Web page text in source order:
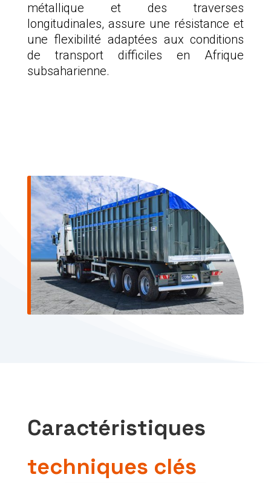
métallique et des traverses
longitudinales, assure une résistance et
une flexibilité adaptées aux conditions
de transport difficiles en Afrique
subsaharienne.
Caractéristiques
techniques clés